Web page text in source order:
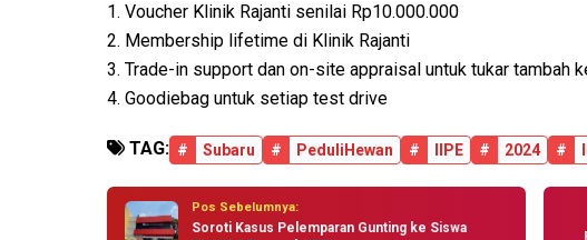
1. Voucher Klinik Rajanti senilai Rp10.000.000
2. Membership lifetime di Klinik Rajanti
3. Trade-in support dan on-site appraisal untuk tukar tambah
4. Goodiebag untuk setiap test drive
TAG: # Subaru # PeduliHewan # IIPE # 2024 #
Pos Sebelumnya:
Soroti Kasus Pelemparan Gunting ke Siswa